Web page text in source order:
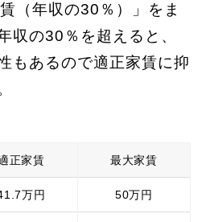
（年収の30％）」をま
収の30％を超えると、
もあるので適正家賃に抑
正家賃 最大家賃
万円 50万円